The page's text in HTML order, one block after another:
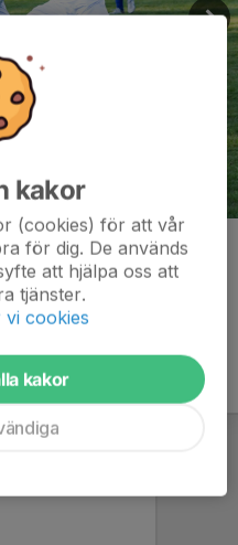
kakor
(cookies) för att vår
för dig. De används
att hjälpa oss att
tjänster.
vi cookies
kakor